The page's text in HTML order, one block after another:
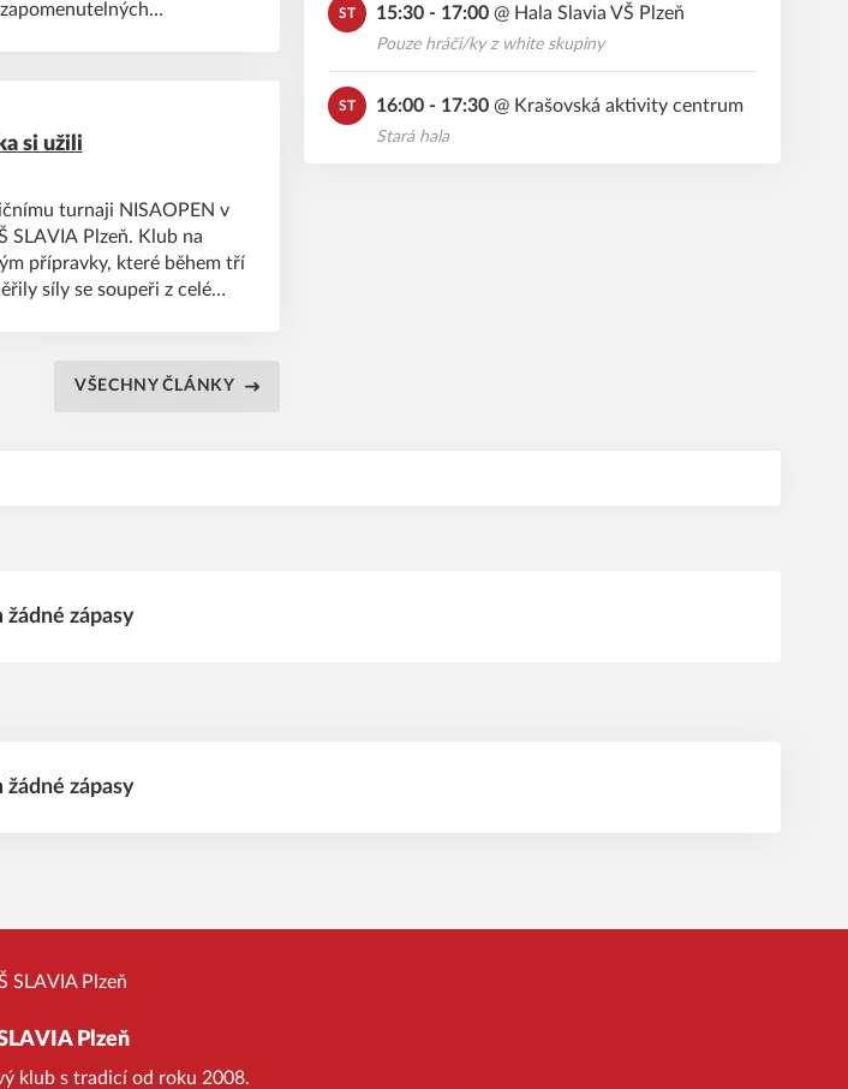
si užili
turnaji NISAOPEN v
SLAVIA Plzeň. Klub na
přípravky, které během tří
síly se soupeři z celé
VŠECHNY ČLÁNKY
ST 15:30 - 17:00@ Hala Slavia VŠ Plzeň
Pouze hráči/ky z white skupiny
ST 16:00 - 17:30@ Krašovská aktivity centrum
Stará hala
žádné zápasy
žádné zápasy
Plzeň
klub s tradicí od roku 2008.